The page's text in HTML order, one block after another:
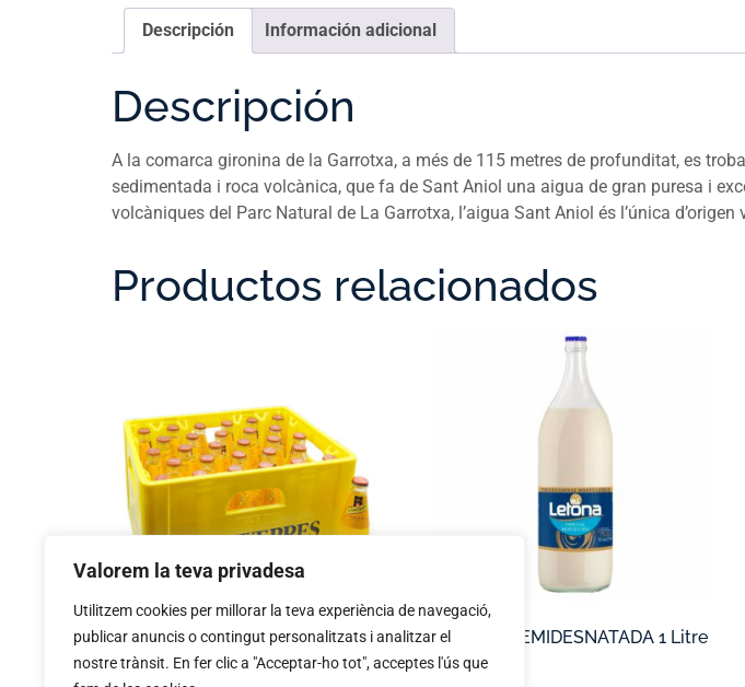
Valorem la teva privadesa
Utilitzem cookies per millorar la teva experiència de navegació,
publicar anuncis o contingut personalitzats i analitzar el
nostre trànsit. En fer clic a "Acceptar-ho tot", acceptes l'ús que
Descripción Información adicional
Descripción
A la comarca gironina de la Garrotxa, a més de 115 metres de profunditat, es
sedimentada i roca volcànica, que fa de Sant Aniol una aigua de gran puresa i
volcàniques del Parc Natural de La Garrotxa, l’aigua Sant Aniol és l’única
Productos relacionados
SCHWEPPES TAR. 200ml vidre.
17,98€
LETONA SEMIDESNATADA 1 Litre
vidre